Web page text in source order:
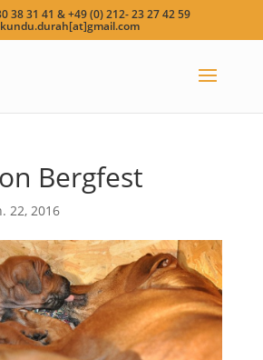
38 31 41 & +49 (0) 212- 23 27 42 59
Bergfest
22, 2016